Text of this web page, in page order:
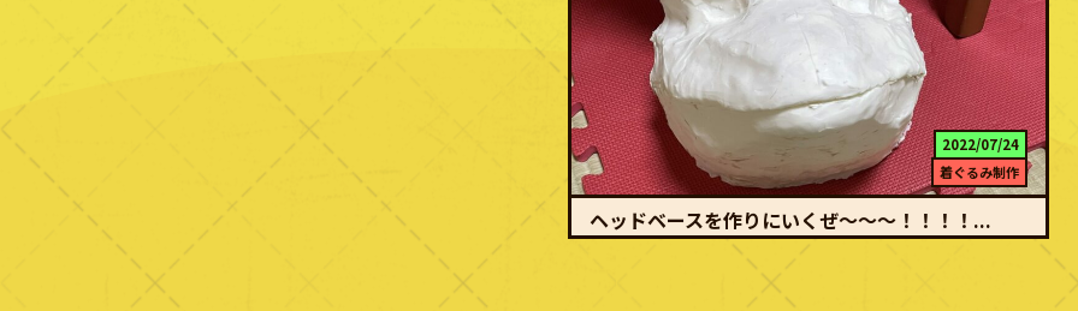
2022/07/24
着ぐるみ制作
ヘッドベースを作りにいくぜ〜〜〜！！！！...